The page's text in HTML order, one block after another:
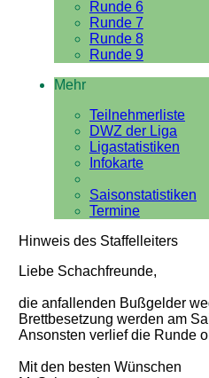
Runde 6
Runde 7
Runde 8
Runde 9
Mehr
Teilnehmerliste
DWZ der Liga
Ligastatistiken
Infokarte
Saisonstatistiken
Termine
Hinweis des Staffelleiters
Liebe Schachfreunde,
die anfallenden Bußgelder
Brettbesetzung werden am
Ansonsten verlief die Runde
Mit den besten Wünschen